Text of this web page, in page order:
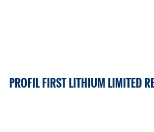
PROFIL FIRST LITHIUM LIMITED